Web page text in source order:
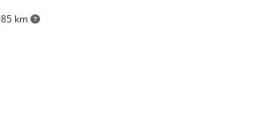
km